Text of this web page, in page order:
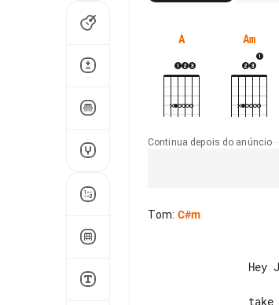
A Am
Continua depois do anúncio
Tom: C#m